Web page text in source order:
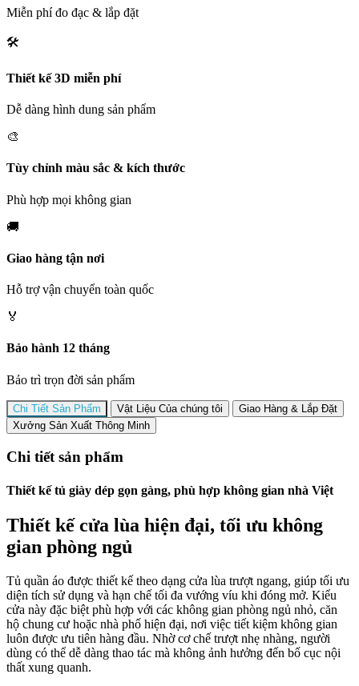
Miễn phí đo đạc & lắp đặt
🛠️
Thiết kế 3D miễn phí
Dễ dàng hình dung sản phẩm
🎨
Tùy chỉnh màu sắc & kích thước
Phù hợp mọi không gian
🚚
Giao hàng tận nơi
Hỗ trợ vận chuyển toàn quốc
🏅
Bảo hành 12 tháng
Bảo trì trọn đời sản phẩm
Chi Tiết Sản Phẩm Vật Liệu Của chúng tôi
Giao Hàng & Lắp Đặt
Xưởng Sản Xuất Thông Minh
Chi tiết sản phẩm
Thiết kế tủ giày dép gọn gàng, phù hợp không gian nhà Việt
Thiết kế cửa lùa hiện đại, tối ưu không
gian phòng ngủ
Tủ quần áo được thiết kế theo dạng cửa lùa trượt ngang, giúp tối ưu
diện tích sử dụng và hạn chế tối đa vướng víu khi đóng mở. Kiểu
cửa này đặc biệt phù hợp với các không gian phòng ngủ nhỏ, căn
hộ chung cư hoặc nhà phố hiện đại, nơi việc tiết kiệm không gian
luôn được ưu tiên hàng đầu. Nhờ cơ chế trượt nhẹ nhàng, người
dùng có thể dễ dàng thao tác mà không ảnh hưởng đến bố cục nội
thất xung quanh.